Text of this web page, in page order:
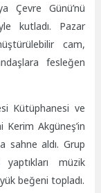
Çevre Günü’nü
kutladı. Pazar
cam,
fesleğen
Kütüphanesi ve
Akgüneş’in
sahne aldı. Grup
müzik
beğeni topladı.